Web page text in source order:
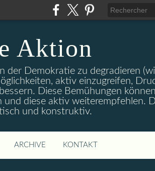
Aktion
Demokratie zu degradieren
aktiv einzugreifen,
Diese Bemühungen
diese aktiv weiterempfehlen.
und konstruktiv.
ARCHIVE KONTAKT